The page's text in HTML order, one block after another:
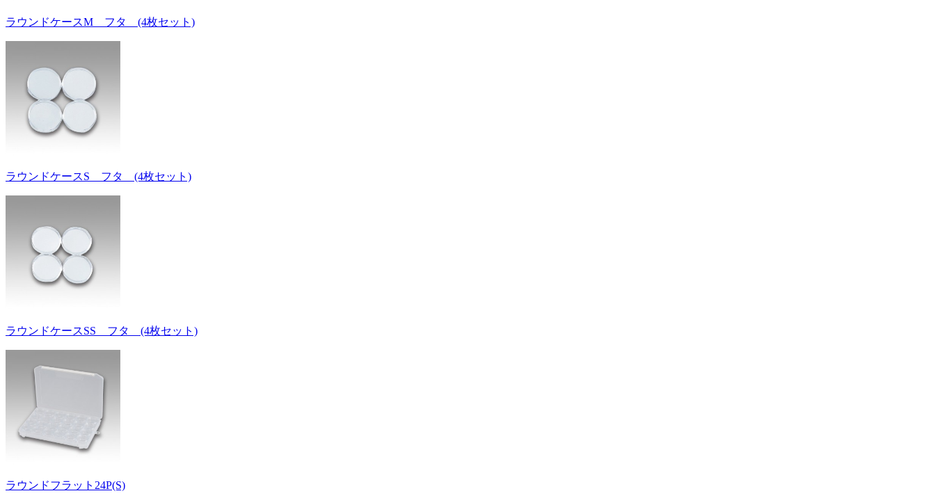
ラウンドケースM フタ (4枚セット)
ラウンドケースS フタ (4枚セット)
ラウンドケースSS フタ (4枚セット)
ラウンドフラット24P(S)